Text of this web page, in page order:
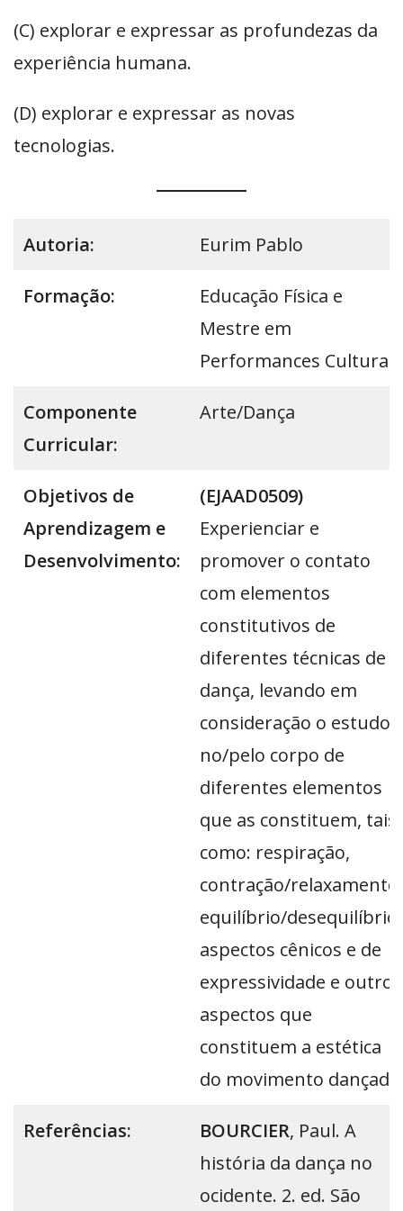
(C) explorar e expressar as profundezas da
experiência humana.
(D) explorar e expressar as novas
tecnologias.
Autoria: Eurim Pablo
Formação:
Educação Física e
Mestre em
Performances Culturais
Componente
Curricular:
Arte/Dança
Objetivos de
Aprendizagem e
Desenvolvimento:
(EJAAD0509)
Experienciar e
promover o contato
com elementos
constitutivos de
diferentes técnicas de
dança, levando em
consideração o estudo
no/pelo corpo de
diferentes elementos
que as constituem, tais
como: respiração,
contração/relaxamento,
equilíbrio/desequilíbrio,
aspectos cênicos e de
expressividade e outros
aspectos que
constituem a estética
do movimento dançado
Referências: BOURCIER, Paul. A
história da dança no
ocidente. 2. ed. São